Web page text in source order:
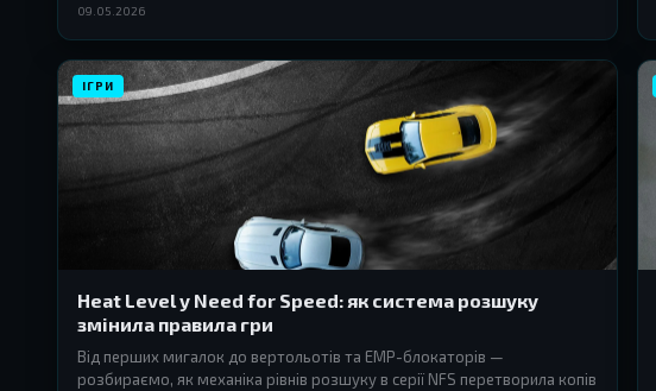
09.05.2026
ІГРИ
Heat Level у Need for Speed: як система розшуку
змінила правила гри
Від перших мигалок до вертольотів та EMP-блокаторів —
розбираємо, як механіка рівнів розшуку в серії NFS перетворила копів